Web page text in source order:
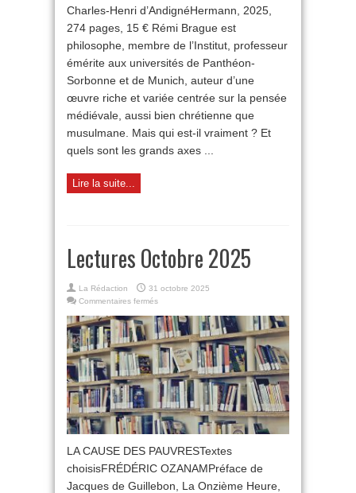
Charles-Henri d’AndignéHermann, 2025,
274 pages, 15 € Rémi Brague est
philosophe, membre de l’Institut, professeur
émérite aux universités de Panthéon-
Sorbonne et de Munich, auteur d’une
œuvre riche et variée centrée sur la pensée
médiévale, aussi bien chrétienne que
musulmane. Mais qui est-il vraiment ? Et
quels sont les grands axes ...
Lire la suite...
Lectures Octobre 2025
La Rédaction
31 octobre 2025
Commentaires fermés
Octobre
2025
LA CAUSE DES PAUVRESTextes
choisisFRÉDÉRIC OZANAMPréface de
Jacques de Guillebon, La Onzième Heure,